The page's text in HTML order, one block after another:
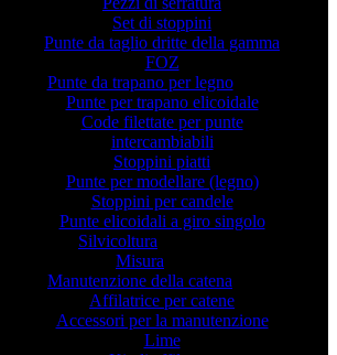
Set di stoppini
Punte da taglio dritte della gamma
FOZ
Punte da trapano per legno
Punte per trapano elicoidale
Code filettate per punte
intercambiabili
Stoppini piatti
Punte per modellare (legno)
Stoppini per candele
Punte elicoidali a giro singolo
Silvicoltura
Misura
Manutenzione della catena
Affilatrice per catene
Accessori per la manutenzione
Lime